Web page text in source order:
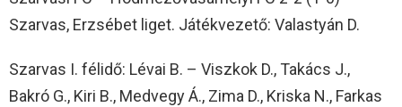
Szarvas, Erzsébet liget. Játékvezető: Valastyán D.
Szarvas I. félidő: Lévai B. – Viszkok D., Takács J.,
Bakró G., Kiri B., Medvegy Á., Zima D., Kriska N., Farkas